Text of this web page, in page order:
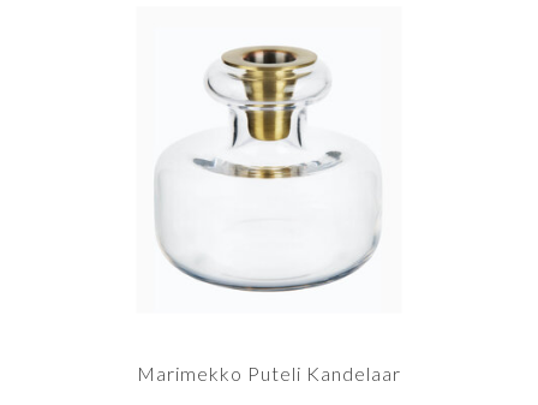
Marimekko Puteli Kandelaar